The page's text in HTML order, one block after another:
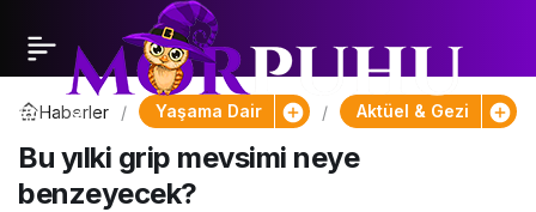
Haberler Yaşama Dair Aktüel & Gezi
Bu yılki grip mevsimi neye
benzeyecek?